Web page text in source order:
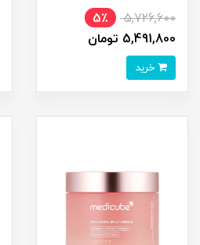
5,726,600
5٪
5,491,800 تومان